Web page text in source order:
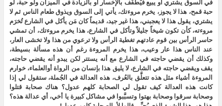
في السوق يشتري أو يبيع فيُطفِّف بالإخسار أو بالزيادة في الميزان ولو حبة، لو
حبة قمح، هذا لا يجوز، يخرم مروءتك، يأتي إلى السوق ويذوق طعام الناس ثم لا
يشتري، يقول هذا لا يعجبني، هذا غير جيد، قديماً كان مَن يأكل في الشارع تُخرَم
مروءته، كأن تكون شيخاً جليلاً وتأكل في الشارع، هذا يخرم مروءتك، أن تمشي
حاسر الرأس بين قوم عادتهم تغطية الرأس ولا ترعوي من هذا ولا تخشى العار،
عند الناس هذا عار وعيب، هذا يخرم المروءة رغم أن هذه مسألة بسيطة،
وكذلك أن يقضي حاجته في الشارع مع أنه يستتر لكن يبدو أنه يقضي حاجته،
يقف ويقضي حاجته في الشارع، لا يليق هذا بإنسان من الرواة أوالعلماء، خوارم
المروءة أشياء مثل هذه تتعلَّق بالعُرف، هذه العدالة في الجُملة، ستقول لي إذا
كانت هذه العدالة كيف تقول لي الصحابة كلهم عدول؟ هناك صحابة قتلوا
وصحابة سرقوا وصحابة بهتوا وتسبَّبوا في مشاكل كبيرة يا أخي، أي عدالة هذه؟